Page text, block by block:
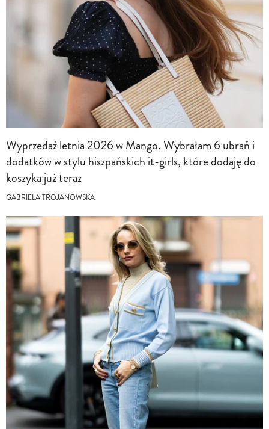
Wyprzedaż letnia 2026 w Mango. Wybrałam 6 ubrań i
dodatków w stylu hiszpańskich it-girls, które dodaję do
koszyka już teraz
GABRIELA TROJANOWSKA